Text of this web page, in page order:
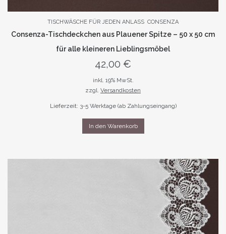
TISCHWÄSCHE FÜR JEDEN ANLASS CONSENZA
Consenza-Tischdeckchen aus Plauener Spitze – 50 x 50 cm
für alle kleineren Lieblingsmöbel
42,00 €
inkl. 19% MwSt.
zzgl. Versandkosten
Lieferzeit: 3-5 Werktage (ab Zahlungseingang)
In den Warenkorb